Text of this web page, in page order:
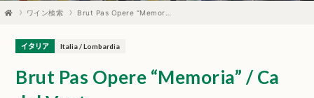
ワイン検索
Brut Pas Opere “Memoria” / Ca
イタリア Italia / Lombardia